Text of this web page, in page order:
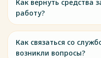
Как вернуть средства
работу?
Как связаться со
возникли вопросы?